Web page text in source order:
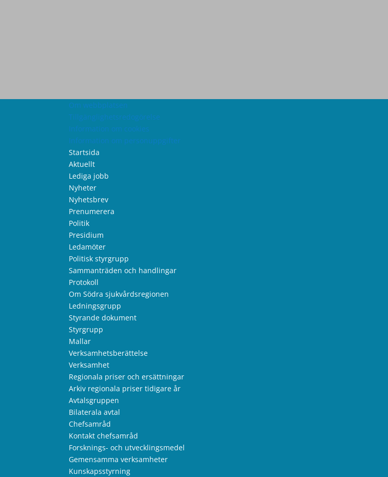
Om webbplatsen
Tillgänglighetsredogörelse
Information om cookies
Information om personuppgifter
Startsida
Aktuellt
Lediga jobb
Nyheter
Nyhetsbrev
Prenumerera
Politik
Presidium
Ledamöter
Politisk styrgrupp
Sammanträden och handlingar
Protokoll
Om Södra sjukvårdsregionen
Ledningsgrupp
Styrande dokument
Styrgrupp
Mallar
Verksamhetsberättelse
Verksamhet
Regionala priser och ersättningar
Arkiv regionala priser tidigare år
Avtalsgruppen
Bilaterala avtal
Chefsamråd
Kontakt chefsamråd
Forsknings- och utvecklingsmedel
Gemensamma verksamheter
Kunskapsstyrning